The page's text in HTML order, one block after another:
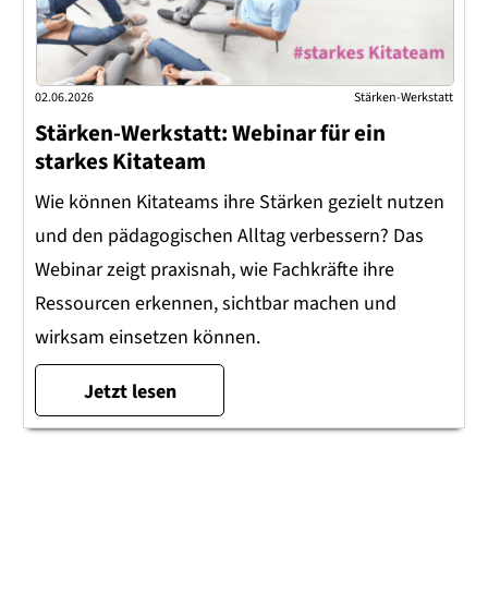
02.06.2026 Stärken-Werkstatt
Stärken-Werkstatt: Webinar für ein
starkes Kitateam
Wie können Kitateams ihre Stärken gezielt nutzen
und den pädagogischen Alltag verbessern? Das
Webinar zeigt praxisnah, wie Fachkräfte ihre
Ressourcen erkennen, sichtbar machen und
wirksam einsetzen können.
Jetzt lesen